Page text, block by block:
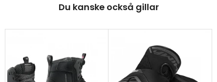
Du kanske också gillar